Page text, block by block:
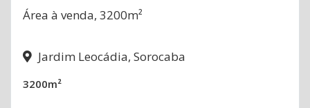
Área à venda, 3200m²
Jardim Leocádia, Sorocaba
3200m²